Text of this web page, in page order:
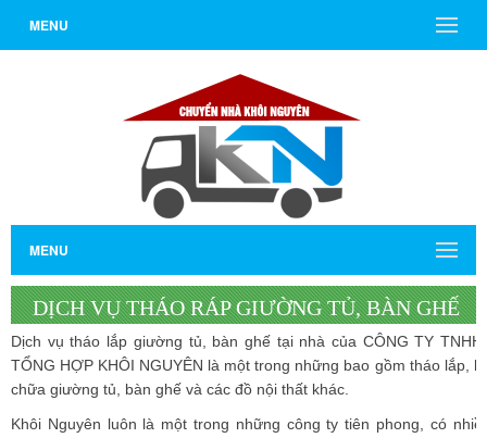
MENU
MENU
DỊCH VỤ THÁO RÁP GIƯỜNG TỦ, BÀN GHẾ
TẠI NHÀ KHÔI NGUYÊN
Dịch vụ tháo lắp giường tủ, bàn ghế tại nhà của CÔNG TY TNHH
TỔNG HỢP KHÔI NGUYÊN là một trong những bao gồm tháo lắp,
chữa giường tủ, bàn ghế và các đồ nội thất khác.
Khôi Nguyên luôn là một trong những công ty tiên phong, có